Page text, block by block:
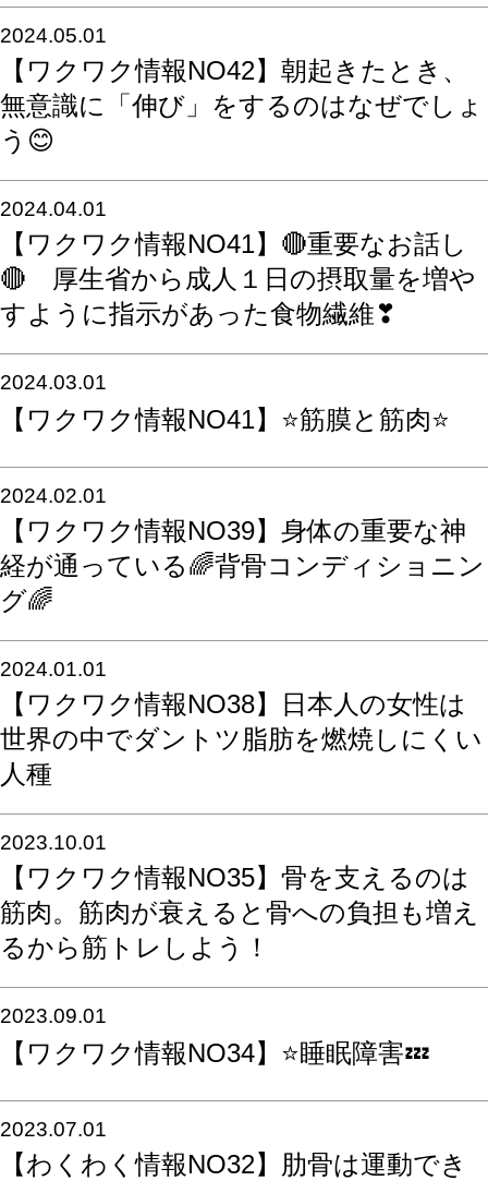
2024.05.01
【ワクワク情報NO42】朝起きたとき、
無意識に「伸び」をするのはなぜでしょ
う😊
2024.04.01
【ワクワク情報NO41】🔴重要なお話し
🔴 厚生省から成人１日の摂取量を増や
すように指示があった食物繊維❣
2024.03.01
【ワクワク情報NO41】⭐️筋膜と筋肉⭐️
2024.02.01
【ワクワク情報NO39】身体の重要な神
経が通っている🌈背骨コンディショニン
グ🌈
2024.01.01
【ワクワク情報NO38】日本人の女性は
世界の中でダントツ脂肪を燃焼しにくい
人種
2023.10.01
【ワクワク情報NO35】骨を支えるのは
筋肉。筋肉が衰えると骨への負担も増え
るから筋トレしよう！
2023.09.01
【ワクワク情報NO34】⭐️睡眠障害💤
2023.07.01
【わくわく情報NO32】肋骨は運動でき